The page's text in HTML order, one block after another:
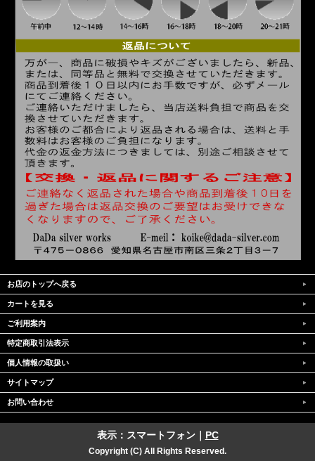
お店のトップへ戻る
カートを見る
ご利用案内
特定商取引法表示
個人情報の取扱い
サイトマップ
お問い合わせ
表示：スマートフォン｜ PC
Copyright (C) All Rights Reserved.